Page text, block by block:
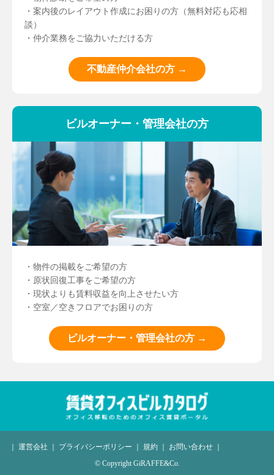
・案内後のレイアウト作成にお困りの方（無料対応も応相
談）
・仲介業務をご協力いただける方
不動産仲介会社の方 →
ビルオーナー・管理会社の方
・物件の掲載をご希望の方
・原状回復工事をご希望の方
・現状よりも賃料収益を向上させたい方
・空室／空きフロアでお困りの方
ビルオーナー・管理会社の方 →
｜ 運営会社 ｜ プライバシーポリシー ｜ 規約 ｜ お問い合わせ ｜
© Copyright GiRAFFE&Co.